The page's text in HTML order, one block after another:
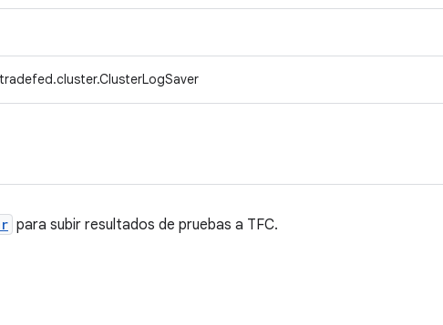
para subir resultados de pruebas a TFC.